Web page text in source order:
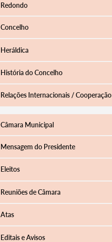
Redondo
Concelho
Heráldica
História do Concelho
Relações Internacionais / Cooperação
Câmara Municipal
Mensagem do Presidente
Eleitos
Reuniões de Câmara
Atas
Editais e Avisos